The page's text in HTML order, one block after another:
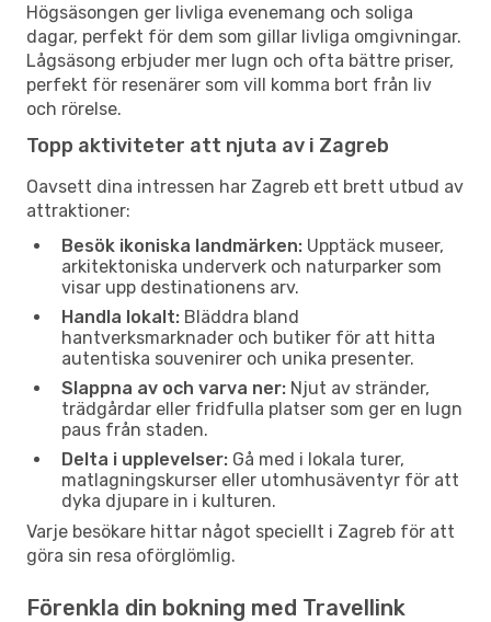
Högsäsongen ger livliga evenemang och soliga
dagar, perfekt för dem som gillar livliga omgivningar.
Lågsäsong erbjuder mer lugn och ofta bättre priser,
perfekt för resenärer som vill komma bort från liv
och rörelse.
Topp aktiviteter att njuta av i Zagreb
Oavsett dina intressen har Zagreb ett brett utbud av
attraktioner:
Besök ikoniska landmärken: Upptäck museer,
arkitektoniska underverk och naturparker som
visar upp destinationens arv.
Handla lokalt: Bläddra bland
hantverksmarknader och butiker för att hitta
autentiska souvenirer och unika presenter.
Slappna av och varva ner: Njut av stränder,
trädgårdar eller fridfulla platser som ger en lugn
paus från staden.
Delta i upplevelser: Gå med i lokala turer,
matlagningskurser eller utomhusäventyr för att
dyka djupare in i kulturen.
Varje besökare hittar något speciellt i Zagreb för att
göra sin resa oförglömlig.
Förenkla din bokning med Travellink